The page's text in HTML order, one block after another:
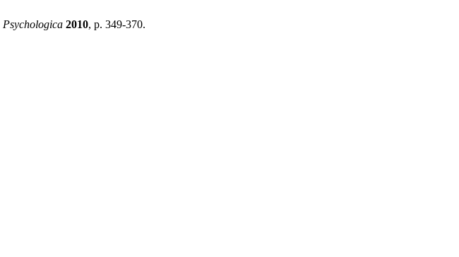
Psychologica 2010, p. 349-370.